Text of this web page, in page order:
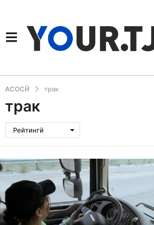
АСОСӢ трак
трак
Рейтингӣ